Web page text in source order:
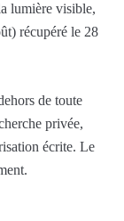
lumière visible,
récupéré le 28
de toute
privée,
écrite. Le